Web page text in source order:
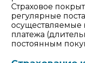
Страховое
регулярные
осуществляемые
платежа
постоянным